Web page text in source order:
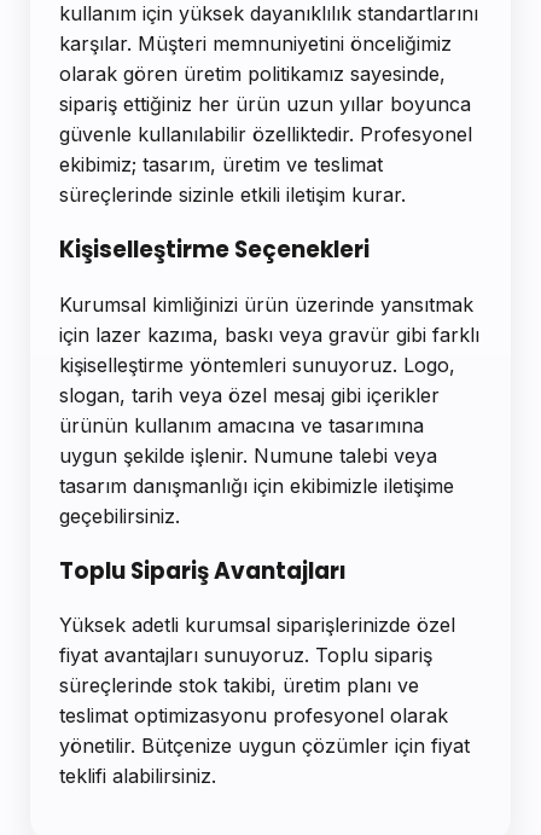
kullanım için yüksek dayanıklılık standartlarını
karşılar. Müşteri memnuniyetini önceliğimiz
olarak gören üretim politikamız sayesinde,
sipariş ettiğiniz her ürün uzun yıllar boyunca
güvenle kullanılabilir özelliktedir. Profesyonel
ekibimiz; tasarım, üretim ve teslimat
süreçlerinde sizinle etkili iletişim kurar.
Kişiselleştirme Seçenekleri
Kurumsal kimliğinizi ürün üzerinde yansıtmak
için lazer kazıma, baskı veya gravür gibi farklı
kişiselleştirme yöntemleri sunuyoruz. Logo,
slogan, tarih veya özel mesaj gibi içerikler
ürünün kullanım amacına ve tasarımına
uygun şekilde işlenir. Numune talebi veya
tasarım danışmanlığı için ekibimizle iletişime
geçebilirsiniz.
Toplu Sipariş Avantajları
Yüksek adetli kurumsal siparişlerinizde özel
fiyat avantajları sunuyoruz. Toplu sipariş
süreçlerinde stok takibi, üretim planı ve
teslimat optimizasyonu profesyonel olarak
yönetilir. Bütçenize uygun çözümler için fiyat
teklifi alabilirsiniz.